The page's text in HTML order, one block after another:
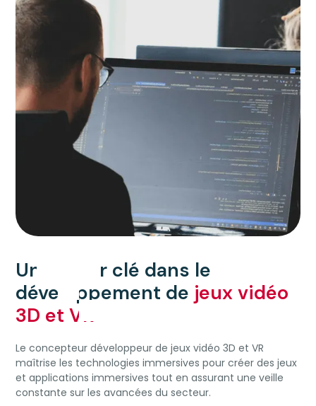
Un métier clé dans le
développement de jeux vidéo
3D et VR
Le concepteur développeur de jeux vidéo 3D et VR
maîtrise les technologies immersives pour créer des jeux
et applications immersives tout en assurant une veille
constante sur les avancées du secteur.